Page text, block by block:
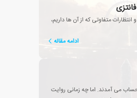
متفاوتی که از آن ها داریم،
ادامه مقاله
حساب می آمدند. اما چه زمانی روایت